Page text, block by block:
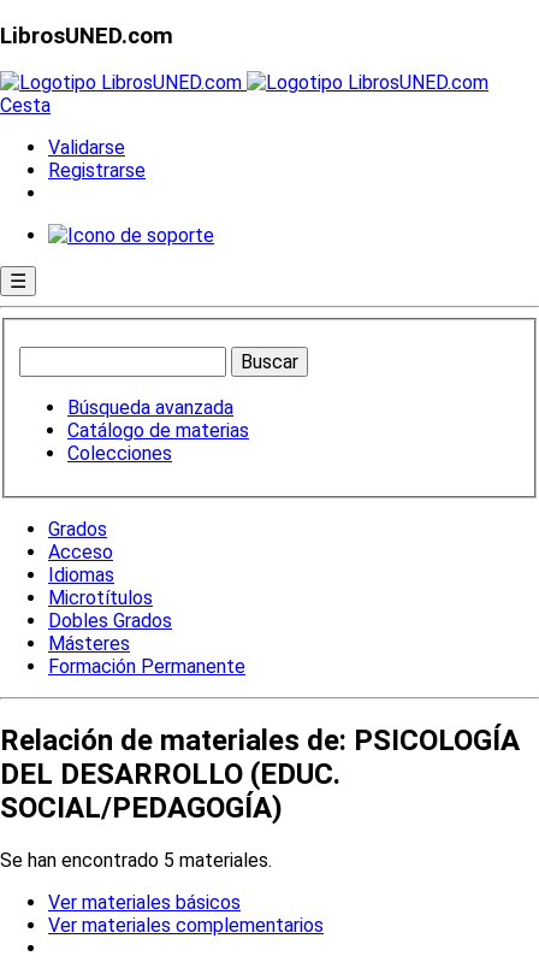
LibrosUNED.com
Cesta
Validarse
Registrarse
☰
Búsqueda avanzada
Catálogo de materias
Colecciones
Grados
Acceso
Idiomas
Microtítulos
Dobles Grados
Másteres
Formación Permanente
Relación de materiales de: PSICOLOGÍA
DEL DESARROLLO (EDUC.
SOCIAL/PEDAGOGÍA)
Se han encontrado 5 materiales.
Ver materiales básicos
Ver materiales complementarios